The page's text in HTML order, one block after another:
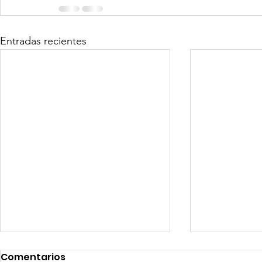
Entradas recientes
Comentarios